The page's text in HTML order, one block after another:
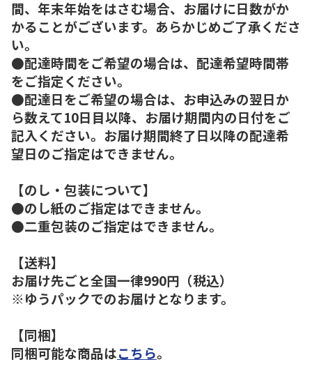
間、年末年始をはさむ場合、お届けに日数がか
かることがございます。あらかじめご了承くださ
い。
●配達時間をご希望の場合は、配達希望時間帯
をご指定ください。
●配達日をご希望の場合は、お申込みの翌日か
ら数えて10日目以降、お届け期間内の日付をご
記入ください。お届け期間終了日以降の配達希
望日のご指定はできません。
【のし・包装について】
●のし紙のご指定はできません。
●二重包装のご指定はできません。
【送料】
お届け先ごと全国一律990円（税込）
※ゆうパックでのお届けとなります。
【同梱】
同梱可能な商品はこちら。